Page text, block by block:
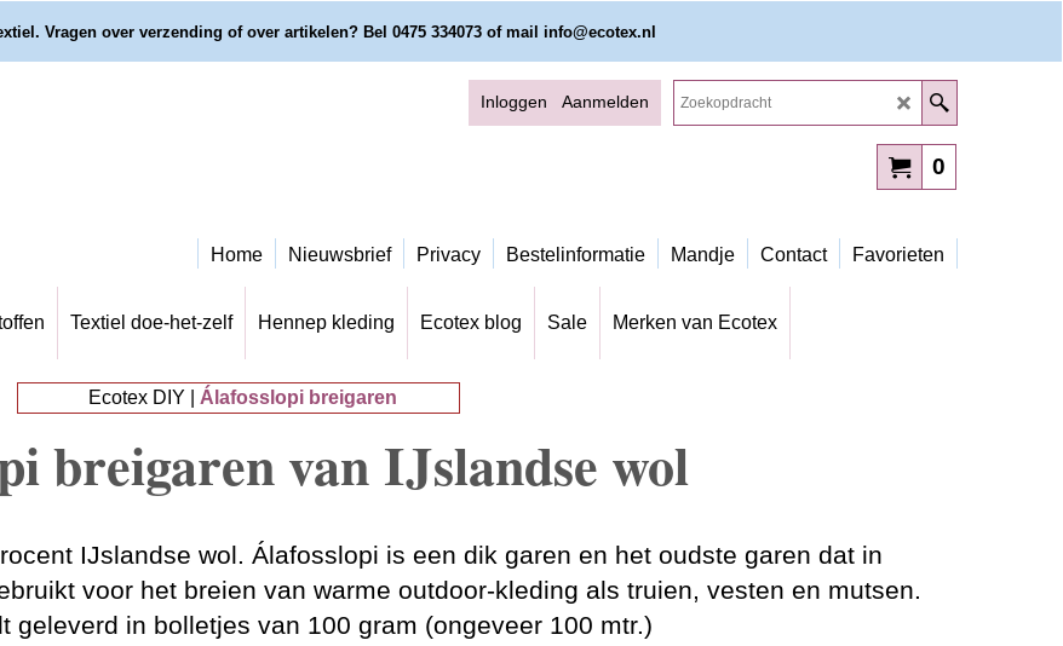
Vragen over verzending of over artikelen? Bel 0475 334073 of mail info@ecotex.nl
Inloggen Aanmelden
0
Home Nieuwsbrief Privacy Bestelinformatie Mandje Contact Favorieten
Textiel doe-het-zelf Hennep kleding Ecotex blog Sale Merken van Ecotex
Ecotex DIY | Álafosslopi breigaren
breigaren van IJslandse wol
IJslandse wol. Álafosslopi is een dik garen en het oudste garen dat in
voor het breien van warme outdoor-kleding als truien, vesten en mutsen.
geleverd in bolletjes van 100 gram (ongeveer 100 mtr.)